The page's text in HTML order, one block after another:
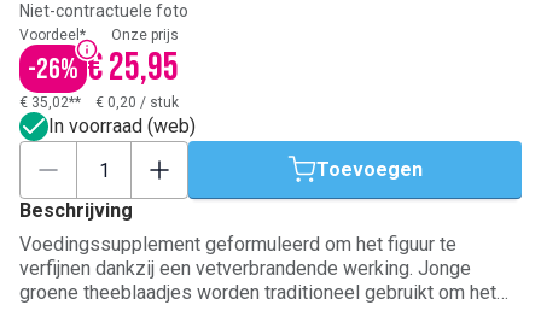
Niet-contractuele foto
Voordeel*
-26%
Onze prijs
€ 25,95
€ 35,02** € 0,20 / stuk
In voorraad (web)
Toevoegen
Beschrijving
Voedingssupplement geformuleerd om het figuur te
verfijnen dankzij een vetverbrandende werking. Jonge
groene theeblaadjes worden traditioneel gebruikt om het